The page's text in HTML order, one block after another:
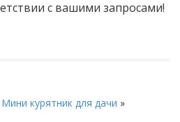
с вашими запросами!
Мини курятник для дачи »